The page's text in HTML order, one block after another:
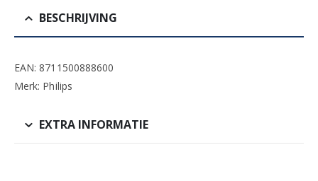
BESCHRIJVING
EAN: 8711500888600
Merk: Philips
EXTRA INFORMATIE